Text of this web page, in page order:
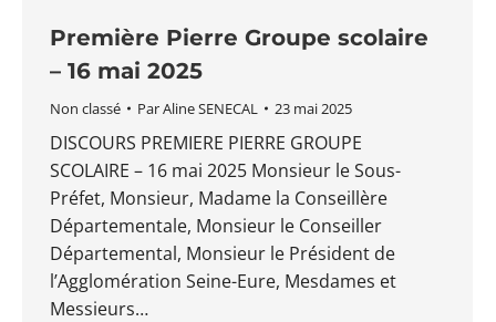
Première Pierre Groupe scolaire
– 16 mai 2025
Non classé ParAline SENECAL 23 mai 2025
DISCOURS PREMIERE PIERRE GROUPE
SCOLAIRE – 16 mai 2025 Monsieur le Sous-
Préfet, Monsieur, Madame la Conseillère
Départementale, Monsieur le Conseiller
Départemental, Monsieur le Président de
l’Agglomération Seine-Eure, Mesdames et
Messieurs…